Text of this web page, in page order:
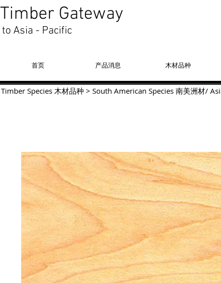
Timber Gateway
to Asia - Pacific
首页 产品消息 木材品种
Timber Species 木材品种 > South American Species 南美洲材/